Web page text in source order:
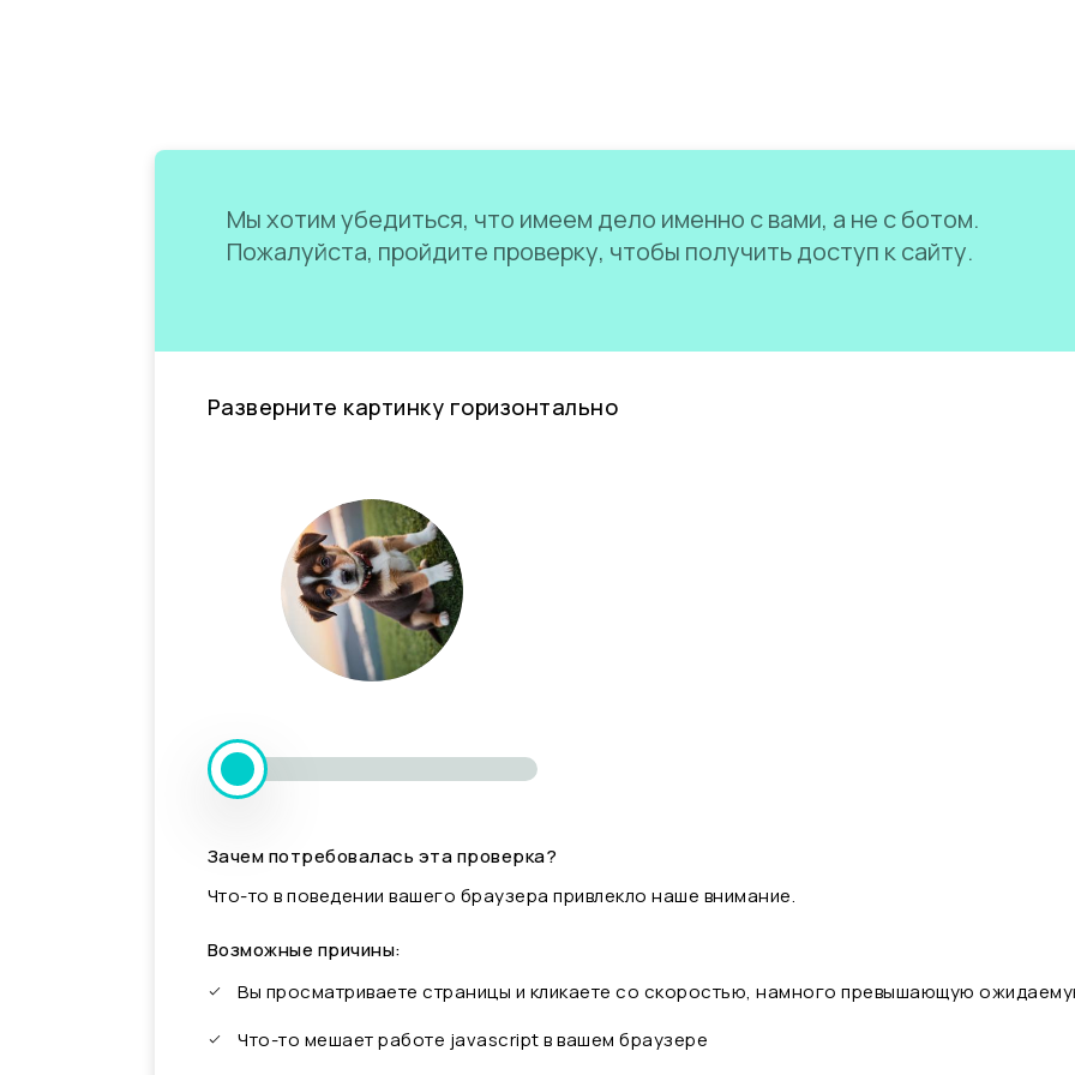
Мы хотим убедиться, что имеем дело именно с вами, а не с ботом.
Пожалуйста, пройдите проверку, чтобы получить доступ к сайту.
Разверните картинку горизонтально
Зачем потребовалась эта проверка?
Что-то в поведении вашего браузера привлекло наше внимание.
Возможные причины:
Вы просматриваете страницы и кликаете со скоростью, намного превышающую
Что-то мешает работе javascript в вашем браузере